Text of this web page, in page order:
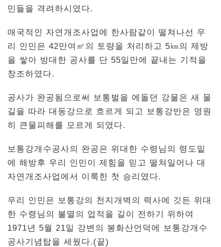
민들을 격려하시였다.
애국적인 자연개조사업에 한사람같이 떨쳐나선 우
리 인민은 42만여㎥의 토량을 처리하고 5㎞의 제방
을 쌓아 방대한 공사를 단 55일만에 끝내는 기적을
창조하였다.
공사가 완공됨으로써 보통벌을 에돌던 강물은 새 물
길을 따라 대동강으로 흐르게 되고 보통강반은 영원
히 큰물피해를 모르게 되였다.
보통강개수공사의 완공은 위대한 수령님의 령도밑
에 해방후 우리 인민이 제힘을 믿고 떨쳐일어나 대
자연개조사업에서 이룩한 첫 승리였다.
우리 인민은 보통강의 천지개벽의 력사에 깃든 위대
한 수령님의 불멸의 업적을 길이 전하기 위하여
1971년 5월 21일 강변의 봉화산언덕에 보통강개수
공사기념탑을 세웠다.(끝)